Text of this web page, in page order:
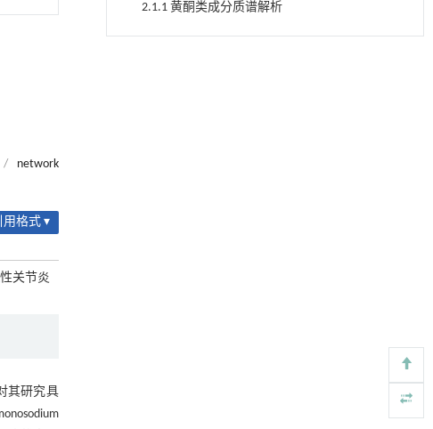
/
network
用格式 ▾
关节炎
其研究具
2.1.1 黄酮类成分质谱解析